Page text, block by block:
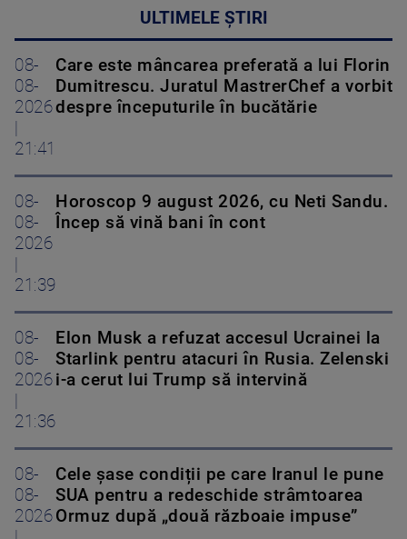
ULTIMELE ȘTIRI
08-
08-
2026
21:41
Care este mâncarea preferată a lui Florin
Dumitrescu. Juratul MastrerChef a vorbit
despre începuturile în bucătărie
08-
08-
2026
21:39
Horoscop 9 august 2026, cu Neti Sandu.
Încep să vină bani în cont
08-
08-
2026
21:36
Elon Musk a refuzat accesul Ucrainei la
Starlink pentru atacuri în Rusia. Zelenski
i-a cerut lui Trump să intervină
08-
08-
2026
Cele șase condiții pe care Iranul le pune
SUA pentru a redeschide strâmtoarea
Ormuz după „două războaie impuse”